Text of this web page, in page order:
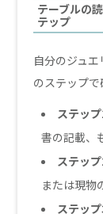
テーブルの
テップ
自分のジュ
のステップで
ステッ
書の記載、
ステッ
または現物
ステッ